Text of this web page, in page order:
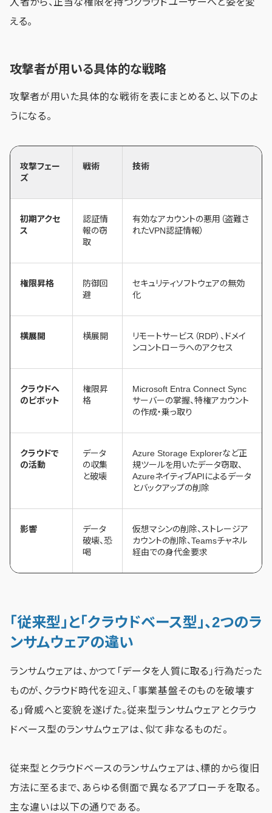
入者から、正当な権限を持つクラウドユーザーへと姿を変
える。
攻撃者が用いる具体的な戦略
攻撃者が用いた具体的な戦術を表にまとめると、以下のよ
うになる。
攻撃フェー
ズ
戦術 技術
初期アクセ
ス
認証情
報の窃
取
有効なアカウントの悪用（盗難さ
れたVPN認証情報）
権限昇格
防御回
避
セキュリティソフトウェアの無効
化
横展開 横展開
リモートサービス（RDP）、ドメイ
ンコントローラへのアクセス
クラウドへ
のピボット
権限昇
格
Microsoft Entra Connect Sync
サーバーの掌握、特権アカウント
の作成・乗っ取り
クラウドで
の活動
データ
の収集
と破壊
Azure Storage Explorerなど正
規ツールを用いたデータ窃取、
AzureネイティブAPIによるデータ
とバックアップの削除
影響
データ
破壊、恐
喝
仮想マシンの削除、ストレージア
カウントの削除、Teamsチャネル
経由での身代金要求
「従来型」と「クラウドベース型」、2つのラ
ンサムウェアの違い
ランサムウェアは、かつて「データを人質に取る」行為だった
ものが、クラウド時代を迎え、「事業基盤そのものを破壊す
る」脅威へと変貌を遂げた。従来型ランサムウェアとクラウ
ドベース型のランサムウェアは、似て非なるものだ。
従来型とクラウドベースのランサムウェアは、標的から復旧
方法に至るまで、あらゆる側面で異なるアプローチを取る。
主な違いは以下の通りである。